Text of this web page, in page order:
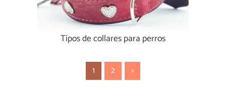
Tipos de collares para perros
1 2 >